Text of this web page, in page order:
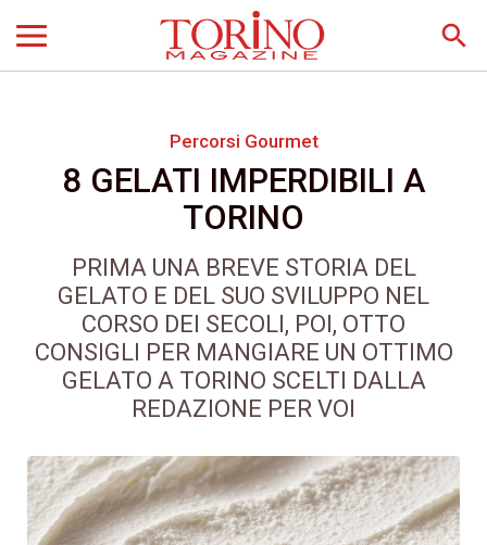
search
Percorsi Gourmet
8 GELATI IMPERDIBILI A
TORINO
PRIMA UNA BREVE STORIA DEL
GELATO E DEL SUO SVILUPPO NEL
CORSO DEI SECOLI, POI, OTTO
CONSIGLI PER MANGIARE UN OTTIMO
GELATO A TORINO SCELTI DALLA
REDAZIONE PER VOI